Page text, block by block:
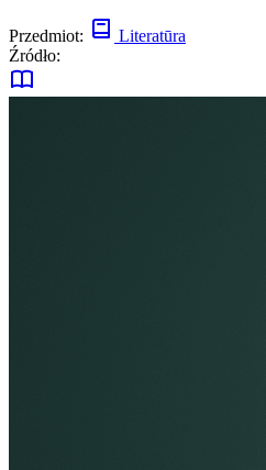
Przedmiot:
Literatūra
Źródło: